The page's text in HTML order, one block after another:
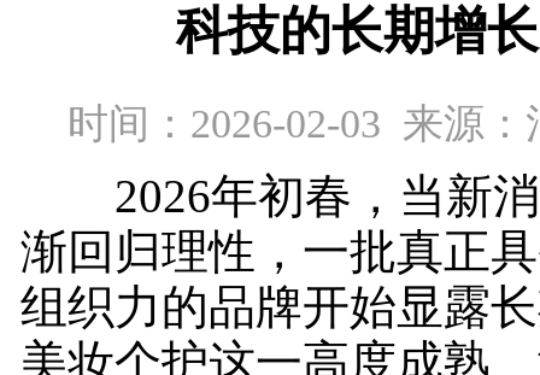
科技的长期增
时间：2026-02-03 来源
2026年初春，当新消
渐回归理性，一批真正
组织力的品牌开始显露
美妆个护这一高度成熟